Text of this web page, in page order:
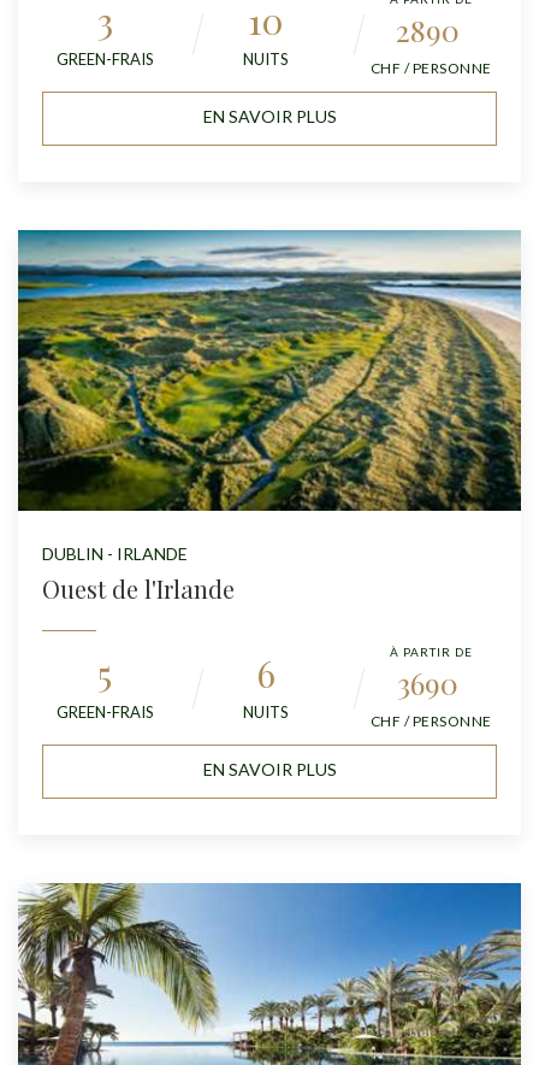
3
GREEN-FRAIS
10
NUITS
2890
CHF / PERSONNE
EN SAVOIR PLUS
DUBLIN - IRLANDE
Ouest de l'Irlande
5
GREEN-FRAIS
6
NUITS
À PARTIR DE
3690
CHF / PERSONNE
EN SAVOIR PLUS